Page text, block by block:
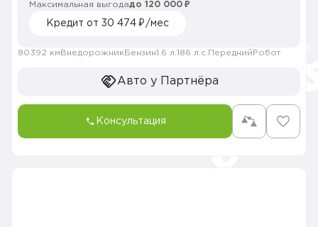
Максимальная выгодадо 120 000 ₽
Кредит от 30 474 ₽/мес
80392 км Внедорожник Бензин1.6 л. 186 л.с. Передний Робот
Авто у Партнёра
Консультация